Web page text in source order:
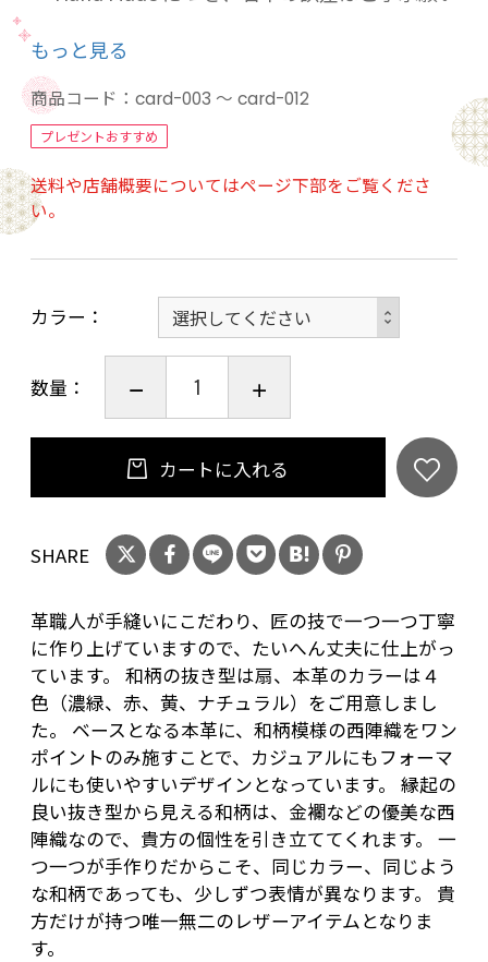
「西陣織」と「本革」を融合したレザーアイテ
ムです。
伝統工芸品として名高い「京都西陣織」と、丈
夫で使い勝手の良い「牛本革」の組み合わせる
ことで、オシャレなカードケースに仕上がりま
した。
す。
カードケースはシャツの胸ポケットにも収まる
ので、気軽に素早く活用でき、交通系icカードケ
ースとしても最適です。
伝統工芸品の和柄をアクセントにしたレザーア
イテムなので、大切な方へのプレゼントとしても
もっと見る
商品コード： card-003 ～ card-012
プレゼントおすすめ
送料や店舗概要についてはページ下部をご覧くださ
い。
カラー
数量：
カートに入れる
SHARE
革職人が手縫いにこだわり、匠の技で一つ一つ丁寧
に作り上げていますので、たいへん丈夫に仕上がっ
ています。 和柄の抜き型は扇、本革のカラーは４
色（濃緑、赤、黄、ナチュラル）をご用意しまし
た。 ベースとなる本革に、和柄模様の西陣織をワン
ポイントのみ施すことで、カジュアルにもフォーマ
ルにも使いやすいデザインとなっています。 縁起の
良い抜き型から見える和柄は、金襴などの優美な西
陣織なので、貴方の個性を引き立ててくれます。 一
つ一つが手作りだからこそ、同じカラー、同じよう
な和柄であっても、少しずつ表情が異なります。 貴
方だけが持つ唯一無二のレザーアイテムとなりま
す。